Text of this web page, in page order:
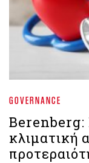
GOVERNANCE
Berenberg:
κλιματική